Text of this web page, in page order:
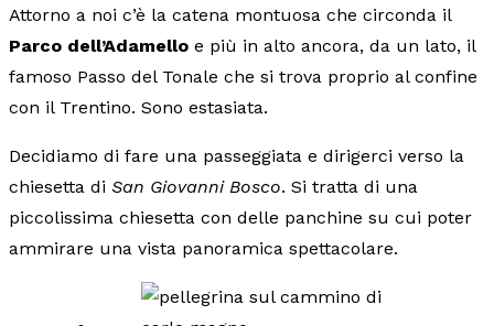
Attorno a noi c’è la catena montuosa che circonda il
Parco dell’Adamello e più in alto ancora, da un lato, il
famoso Passo del Tonale che si trova proprio al confine
con il Trentino. Sono estasiata.
Decidiamo di fare una passeggiata e dirigerci verso la
chiesetta di San Giovanni Bosco. Si tratta di una
piccolissima chiesetta con delle panchine su cui poter
ammirare una vista panoramica spettacolare.